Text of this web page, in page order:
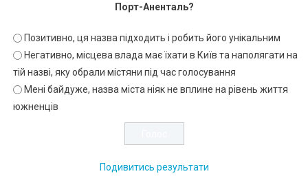
Порт-Аненталь?
Позитивно, ця назва підходить і робить його унікальним
Негативно, місцева влада має їхати в Київ та наполягати на
тій назві, яку обрали містяни під час голосування
Мені байдуже, назва міста ніяк не вплине на рівень життя
южненців
Подивитись результати